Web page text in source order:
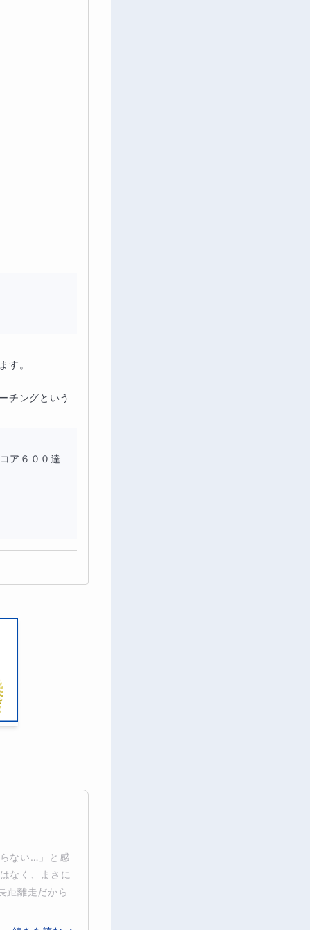
す。
チングという
ア６００達
ない…」と感
なく、まさに
距離走だから